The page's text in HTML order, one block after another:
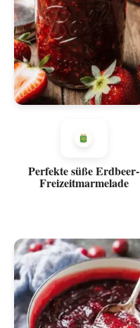
Perfekte süße Erdbeer-
Freizeitmarmelade